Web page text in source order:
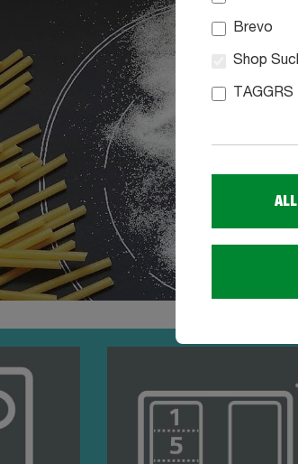
Brevo
Shop
TAGGRS